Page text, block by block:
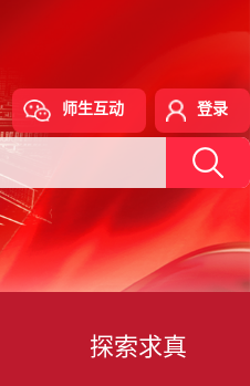
师生互动 登录
探索求真